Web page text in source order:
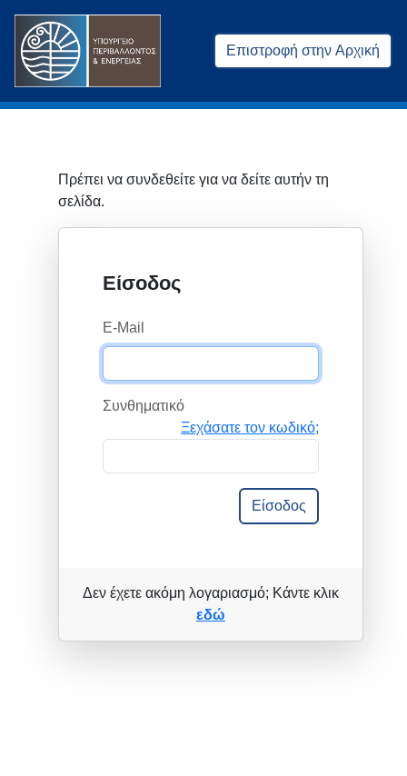
Επιστροφή στην Αρχική
Πρέπει να συνδεθείτε για να δείτε αυτήν τη
σελίδα.
Είσοδος
E-Mail
Συνθηματικό
Ξεχάσατε τον κωδικό;
Είσοδος
Δεν έχετε ακόμη λογαριασμό; Κάντε κλικ
εδώ